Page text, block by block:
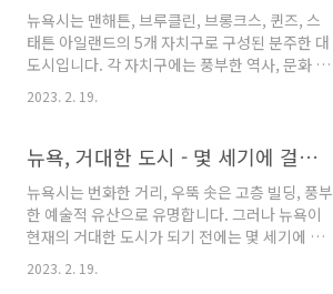
뉴욕시는 맨해튼, 브루클린, 브롱크스, 퀸즈, 스
태튼 아일랜드의 5개 자치구로 구성된 분주한 대
도시입니다. 각 자치구에는 풍부한 역사, 문화 유
산, 관광 명소가 있어 독특하고 탐험할 가치가 있
습니다. 이 기사에서는 뉴욕시를 특별한 장소로
하면서 각 자치구의 특성을 탐구합니다. 맨해튼
맨해튼은 뉴욕시의 심장부이며 5개 자치구 중에
서 가장 인구 밀도가 높은 곳입니다. 엠파이어 스
테이트 빌딩, 센트럴 파크, 메트로폴리탄 미술관
등 세계에서 가장 유명한 랜드마크가 있는 곳입
니다. 맨해튼은 또한 도시의 금융 및 비즈니스 허
2023. 2. 19.
뉴욕, 거대한 도시 - 몇 세기에 걸친 유구한 뉴욕역사
뉴욕시는 번화한 거리, 우뚝 솟은 고층 빌딩, 풍부
한 예술적 유산으로 유명합니다. 그러나 뉴욕이
현재의 거대한 도시가 되기 전에는 몇 세기에 걸
친 유구한 역사를 가지고 있었습니다. 뉴욕의 아
메리카 원주민 뿌리 Lenape 사람들은 수천 년
2023. 2. 19.